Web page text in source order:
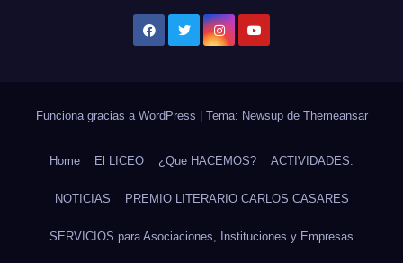
Funciona gracias a WordPress Tema: Newsup de Themeansar
Home El LICEO ¿Que HACEMOS? ACTIVIDADES.
NOTICIAS PREMIO LITERARIO CARLOS CASARES
SERVICIOS para Asociaciones, Instituciones y Empresas